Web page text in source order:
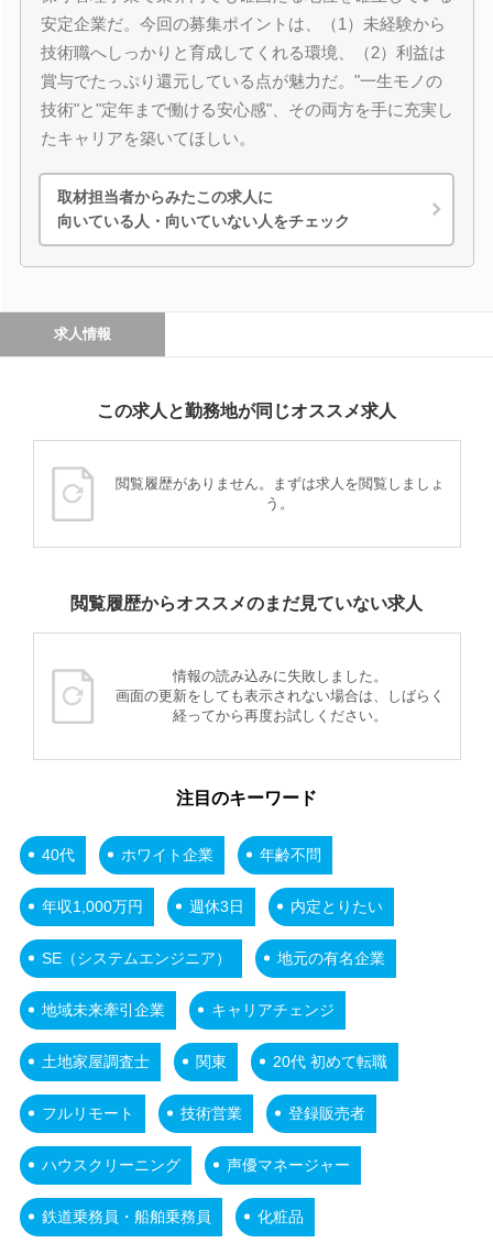
安定企業だ。今回の募集ポイントは、（1）未経験から
技術職へしっかりと育成してくれる環境、（2）利益は
賞与でたっぷり還元している点が魅力だ。"一生モノの
技術"と"定年まで働ける安心感"、その両方を手に充実し
たキャリアを築いてほしい。
取材担当者からみたこの求人に
向いている人・向いていない人をチェック
求人情報
この求人と勤務地が同じオススメ求人
閲覧履歴がありません。まずは求人を閲覧しましょ
う。
閲覧履歴からオススメのまだ見ていない求人
情報の読み込みに失敗しました。
画面の更新をしても表示されない場合は、しばらく
経ってから再度お試しください。
注目のキーワード
40代 ホワイト企業 年齢不問
年収1,000万円 週休3日 内定とりたい
SE（システムエンジニア） 地元の有名企業
地域未来牽引企業 キャリアチェンジ
土地家屋調査士 関東 20代 初めて転職
フルリモート 技術営業 登録販売者
ハウスクリーニング 声優マネージャー
鉄道乗務員・船舶乗務員 化粧品